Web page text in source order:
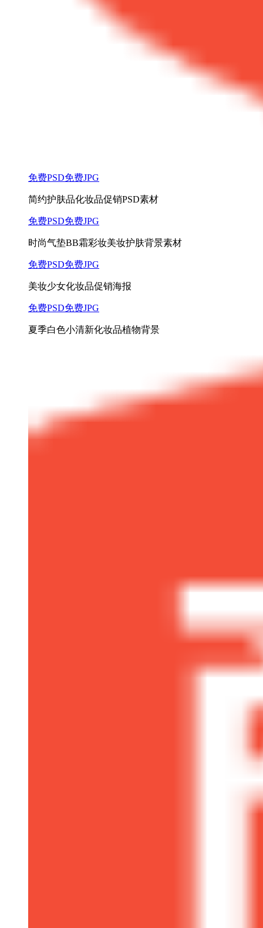
免费PSD免费JPG
简约护肤品化妆品促销PSD素材
免费PSD免费JPG
时尚气垫BB霜彩妆美妆护肤背景素材
免费PSD免费JPG
美妆少女化妆品促销海报
免费PSD免费JPG
夏季白色小清新化妆品植物背景